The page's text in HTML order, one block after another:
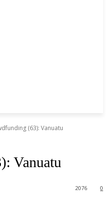
(63): Vanuatu
Vanuatu
0
2076